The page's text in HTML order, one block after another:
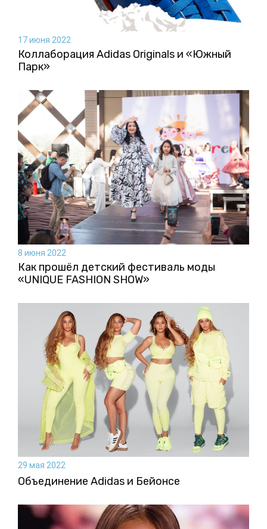
17 июня 2022
Коллаборация Аdidas Originals и «Южный
Парк»
8 июня 2022
Как прошёл детский фестиваль моды
«UNIQUE FASHION SHOW»
29 мая 2022
Объединение Adidas и Бейонсе